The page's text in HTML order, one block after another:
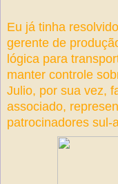
Eu já tinha
gerente de
lógica para
manter controle
Julio, por sua vez,
associado,
patrocinadores sul-